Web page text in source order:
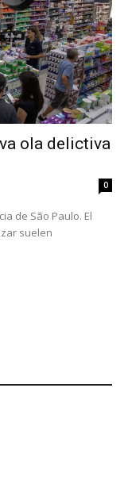
ola delictiva
0
de São Paulo. El
suelen